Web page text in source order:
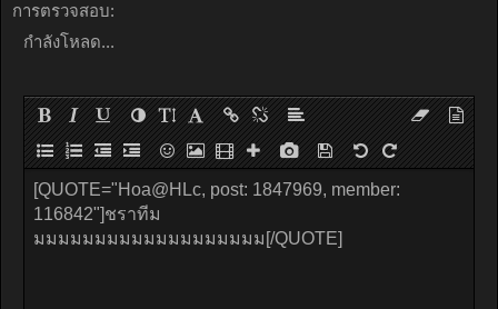
การตรวจสอบ:
กำลังโหลด...